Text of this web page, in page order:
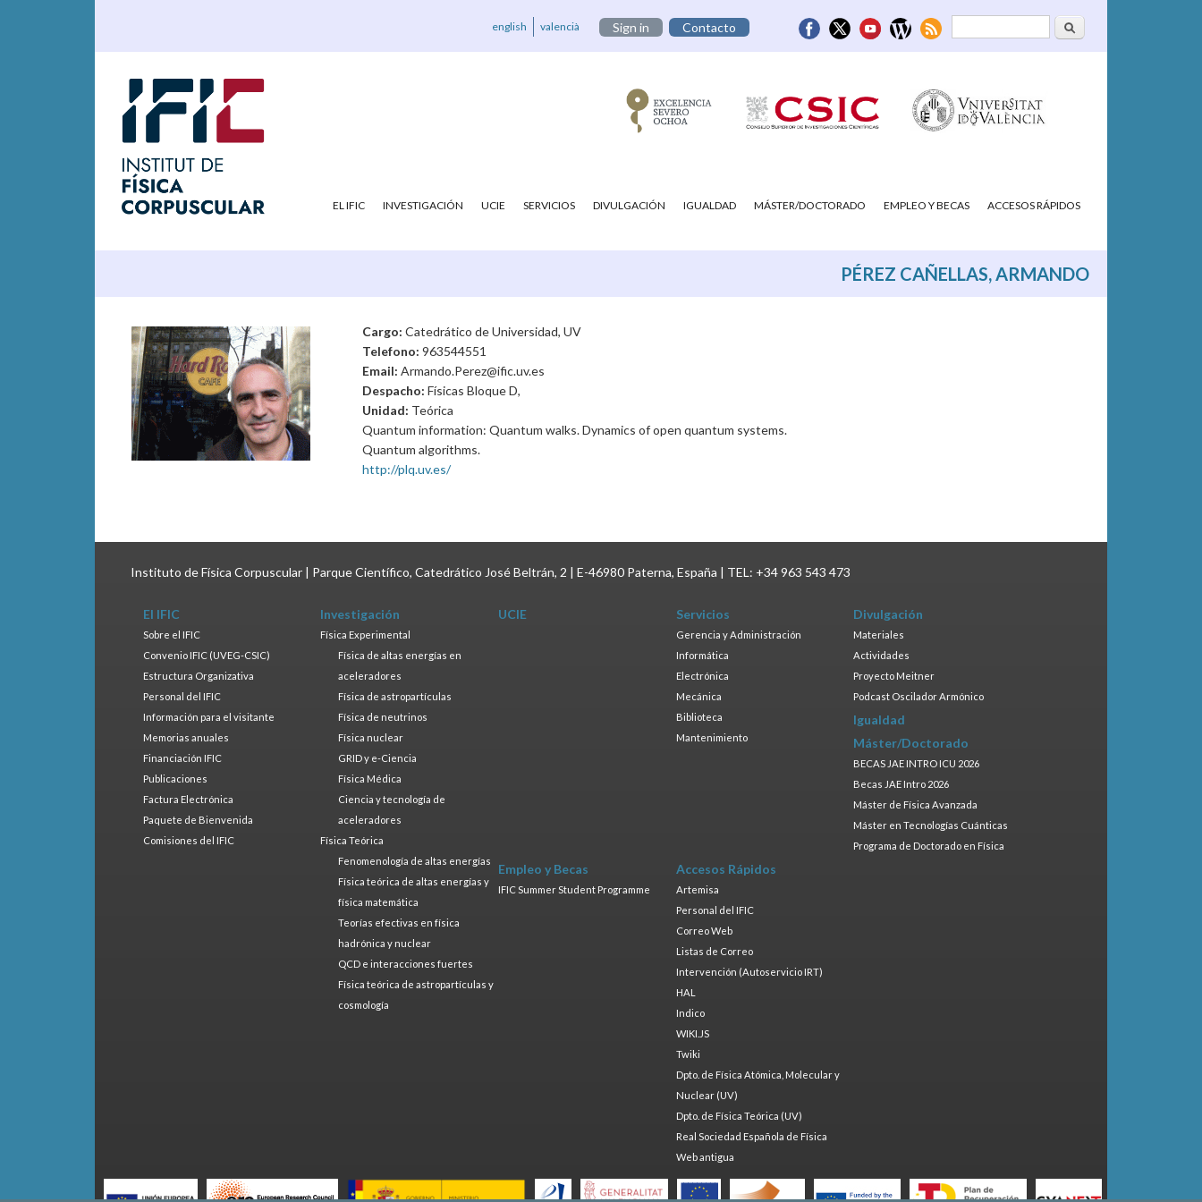
Formulario deBuscar
english valencià Sign in Contacto
EL IFIC INVESTIGACIÓN UCIE SERVICIOS DIVULGACIÓN IGUALDAD MÁSTER/DOCTORADO EMPLEO Y BECAS ACCESOS RÁPIDOS
PÉREZ CAÑELLAS, ARMANDO
Cargo: Catedrático de Universidad, UV
Telefono: 963544551
Email: Armando.Perez@ific.uv.es
Despacho: Físicas Bloque D,
Unidad: Teórica
Quantum information: Quantum walks. Dynamics of open quantum systems.
Quantum algorithms.
http://plq.uv.es/
Instituto de Física Corpuscular | Parque Científico, Catedrático José Beltrán, 2 | E-46980 Paterna, España | TEL: +34 963 543 473
El IFIC
Sobre el IFIC
Convenio IFIC (UVEG-CSIC)
Estructura Organizativa
Personal del IFIC
Información para el visitante
Memorias anuales
Financiación IFIC
Publicaciones
Factura Electrónica
Paquete de Bienvenida
Comisiones del IFIC
Investigación
Física Experimental
Física de altas energías en
aceleradores
Física de astropartículas
Física de neutrinos
Física nuclear
GRID y e-Ciencia
Física Médica
Ciencia y tecnología de
aceleradores
Física Teórica
Fenomenología de altas energías
Física teórica de altas energías y
física matemática
Teorías efectivas en física
hadrónica y nuclear
QCD e interacciones fuertes
Física teórica de astropartículas y
cosmología
UCIE Servicios
Gerencia y Administración
Informática
Electrónica
Mecánica
Biblioteca
Mantenimiento
Divulgación
Materiales
Actividades
Proyecto Meitner
Podcast Oscilador Armónico
Igualdad
Máster/Doctorado
BECAS JAE INTRO ICU 2026
Becas JAE Intro 2026
Máster de Física Avanzada
Máster en Tecnologías Cuánticas
Programa de Doctorado en Física
Empleo y Becas
IFIC Summer Student Programme
Accesos Rápidos
Artemisa
Personal del IFIC
Correo Web
Listas de Correo
Intervención (Autoservicio IRT)
HAL
Indico
WIKI.JS
Twiki
Dpto. de Física Atómica, Molecular y
Nuclear (UV)
Dpto. de Física Teórica (UV)
Real Sociedad Española de Física
Web antigua